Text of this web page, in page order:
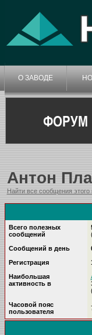
О ЗАВОДЕ
ФОРУМ
Антон
Найти все сообщения этого
Всего полезных
сообщений
Сообщений в день
Регистрация
Наибольшая
активность в
Часовой пояс
пользователя